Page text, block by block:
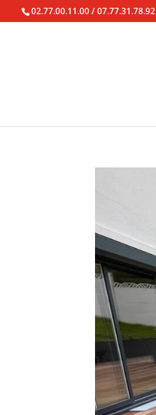
02.77.00.11.00 / 07.77.31.78.92